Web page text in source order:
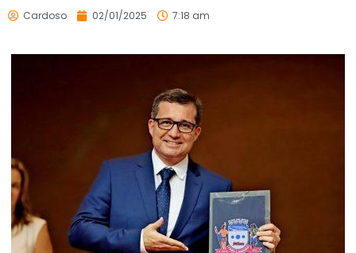
Cardoso 02/01/2025 7:18 am